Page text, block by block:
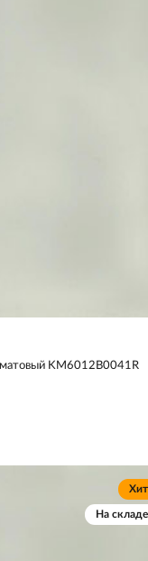
KM6012B0041R
Хит
На складе